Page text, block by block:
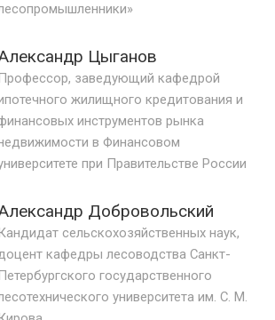
Цыганов
заведующий кафедрой
жилищного кредитования и
инструментов рынка
в Финансовом
при Правительстве России
Добровольский
сельскохозяйственных наук,
кафедры лесоводства Санкт-
государственного
университета им. С. М.